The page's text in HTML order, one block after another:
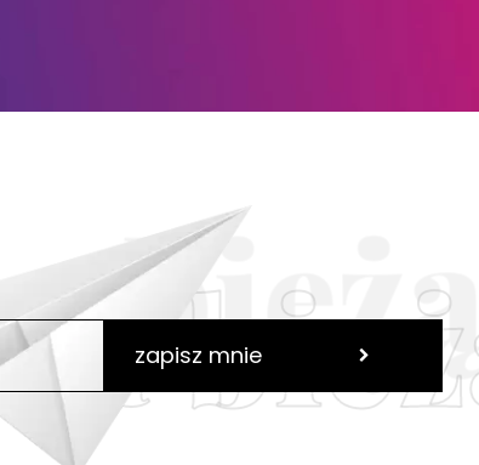
zapisz mnie